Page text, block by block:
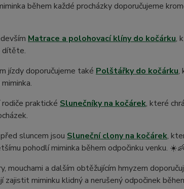
během každé procházky doporučujeme
Matrace a polohovací klíny do kočárku,
dítěte.
jízdy doporučujeme také Polštářky do kočárku,
praktické Slunečníky na kočárek, které
sluncem jsou Sluneční clony na kočárek,
pohodlí miminka během odpočinku venku.
mouchami a dalším obtěžujícím hmyzem
zajistit miminku klidný a nerušený odpočinek